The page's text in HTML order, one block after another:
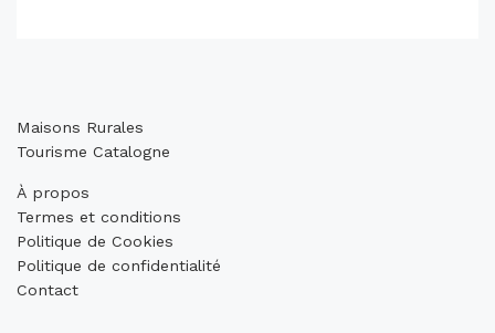
Maisons Rurales
Tourisme Catalogne
À propos
Termes et conditions
Politique de Cookies
Politique de confidentialité
Contact